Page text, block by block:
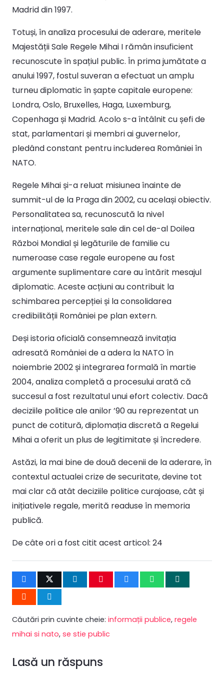
Madrid din 1997.
Totuși, în analiza procesului de aderare, meritele
Majestății Sale Regele Mihai I rămân insuficient
recunoscute în spațiul public. În prima jumătate a
anului 1997, fostul suveran a efectuat un amplu
turneu diplomatic în șapte capitale europene:
Londra, Oslo, Bruxelles, Haga, Luxemburg,
Copenhaga și Madrid. Acolo s-a întâlnit cu șefi de
stat, parlamentari și membri ai guvernelor,
pledând constant pentru includerea României în
NATO.
Regele Mihai și-a reluat misiunea înainte de
summit-ul de la Praga din 2002, cu același obiectiv.
Personalitatea sa, recunoscută la nivel
internațional, meritele sale din cel de-al Doilea
Război Mondial și legăturile de familie cu
numeroase case regale europene au fost
argumente suplimentare care au întărit mesajul
diplomatic. Aceste acțiuni au contribuit la
schimbarea percepției și la consolidarea
credibilității României pe plan extern.
Deși istoria oficială consemnează invitația
adresată României de a adera la NATO în
noiembrie 2002 și integrarea formală în martie
2004, analiza completă a procesului arată că
succesul a fost rezultatul unui efort colectiv. Dacă
deciziile politice ale anilor ’90 au reprezentat un
punct de cotitură, diplomația discretă a Regelui
Mihai a oferit un plus de legitimitate și încredere.
Astăzi, la mai bine de două decenii de la aderare, în
contextul actualei crize de securitate, devine tot
mai clar că atât deciziile politice curajoase, cât și
inițiativele regale, merită readuse în memoria
publică.
De câte ori a fost citit acest articol: 24
Căutări prin cuvinte cheie: informații publice, regele
mihai si nato, se stie public
Lasă un răspuns